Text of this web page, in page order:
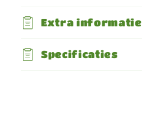
Extra informatie
Specificaties